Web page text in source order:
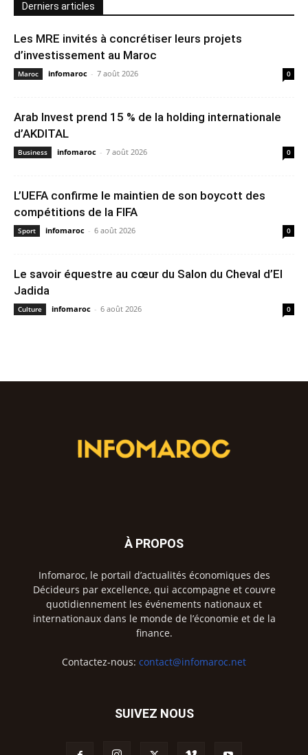
Derniers articles
Les MRE invités à concrétiser leurs projets
d’investissement au Maroc
Maroc infomaroc - 7 août 2026 0
Arab Invest prend 15 % de la holding internationale
d’AKDITAL
Business infomaroc - 7 août 2026 0
L’UEFA confirme le maintien de son boycott des
compétitions de la FIFA
Sport infomaroc - 6 août 2026 0
Le savoir équestre au cœur du Salon du Cheval d’El
Jadida
Culture infomaroc - 6 août 2026 0
À PROPOS
Infomaroc, le portail d’actualités économiques des
Décideurs par excellence, qui accompagne et couvre
quotidiennement les événements nationaux et
internationaux dans le monde de l’économie et de la
finance.
Contactez-nous: contact@infomaroc.net
SUIVEZ NOUS